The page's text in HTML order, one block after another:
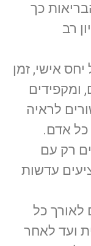
כך
רב
אישי, זמן
ומקפידים
לראיה
כל אדם.
רק עם
עדשות
לאורך כל
ועד לאחר